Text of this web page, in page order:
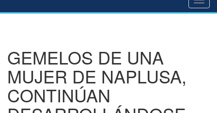
GEMELOS DE UNA
MUJER DE NAPLUSA,
CONTINÚAN